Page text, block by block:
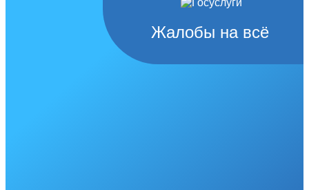
Жалобы на всё